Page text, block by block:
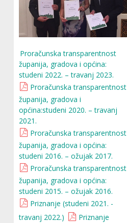
Proračunska transparentnost
županija, gradova i općina:
studeni 2022. – travanj 2023.
Proračunska transparentnost
županija, gradova i
općina:studeni 2020. – travanj
2021.
Proračunska transparentnost
županija, gradova i općina:
studeni 2016. – ožujak 2017.
Proračunska transparentnost
županija, gradova i općina:
studeni 2015. – ožujak 2016.
Priznanje (studeni 2021. -
travanj 2022.)
Priznanje